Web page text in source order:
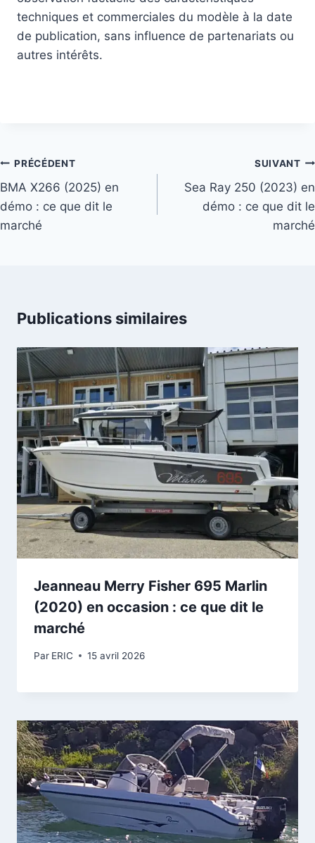
techniques et commerciales du modèle à la date
de publication, sans influence de partenariats ou
autres intérêts.
Navigation
de
l’article
PRÉCÉDENT
BMA X266 (2025) en
démo : ce que dit le
marché
SUIVANT
Sea Ray 250 (2023) en
démo : ce que dit le
marché
Publications similaires
Jeanneau Merry Fisher 695 Marlin
(2020) en occasion : ce que dit le
marché
Par ERIC 15 avril 2026